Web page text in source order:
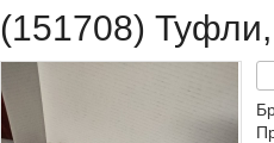
(151708)